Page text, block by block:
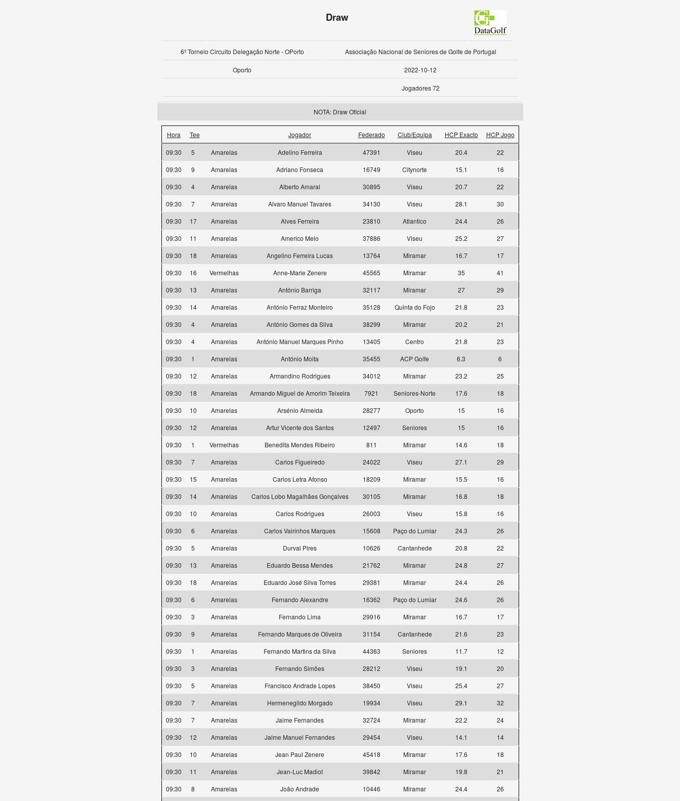
Draw
6º Torneio Circuito Delegação Norte - OPorto Associação Nacional de Seniores de Golfe de Portugal
Oporto 2022-10-12
Jogadores 72
NOTA: Draw Oficial
Hora Tee Jogador Federado Club/Equipa HCP Exacto HCP Jogo
09:30 5 Amarelas Adelino Ferreira 47391 Viseu 20.4
22
09:30
9 Amarelas Adriano Fonseca 16749 Citynorte 15.1
16
09:30
4 Amarelas Alberto Amaral 30895 Viseu 20.7
22
09:30
7 Amarelas Alvaro Manuel Tavares 34130 Viseu 28.1
30
09:30
17 Amarelas Alves Ferreira 23810 Atlantico 24.4
26
09:30
11 Amarelas Americo Melo 37886 Viseu 25.2
27
09:30
18 Amarelas Angelino Ferreira Lucas 13764 Miramar 16.7
17
09:30
16 Vermelhas Anne-Marie Zenere 45565 Miramar 35
41
09:30
13 Amarelas António Barriga 32117 Miramar 27
29
09:30
14 Amarelas António Ferraz Monteiro 35128 Quinta do Fojo 21.8
23
09:30
4 Amarelas António Gomes da Silva 38299 Miramar 20.2
21
09:30
4 Amarelas António Manuel Marques Pinho 13405 Centro 21.8
23
09:30
1 Amarelas António Moita 35455 ACP Golfe 6.3
6
09:30
12 Amarelas Armandino Rodrigues 34012 Miramar 23.2
25
09:30
18 Amarelas Armando Miguel de Amorim Teixeira 7921 Seniores-Norte 17.6
18
09:30
10 Amarelas Arsénio Almeida 28277 Oporto 15
16
09:30
12 Amarelas Artur Vicente dos Santos 12497 Seniores 15
16
09:30
1 Vermelhas Benedita Mendes Ribeiro 811 Miramar 14.6
18
09:30
7 Amarelas Carlos Figueiredo 24022 Viseu 27.1
29
09:30
15 Amarelas Carlos Letra Afonso 18209 Miramar 15.5
16
09:30
14 Amarelas Carlos Lobo Magalhães Gonçalves 30105 Miramar 16.8
18
09:30
10 Amarelas Carlos Rodrigues 26003 Viseu 15.8
16
09:30
6 Amarelas Carlos Vairinhos Marques 15608 Paço do Lumiar 24.3
26
09:30
5 Amarelas Durval Pires 10626 Cantanhede 20.8
22
09:30
13 Amarelas Eduardo Bessa Mendes 21762 Miramar 24.8
27
09:30
18 Amarelas Eduardo José Silva Torres 29381 Miramar 24.4
26
09:30
6 Amarelas Fernando Alexandre 16362 Paço do Lumiar 24.6
26
09:30
3 Amarelas Fernando Lima 29916 Miramar 16.7
17
09:30
9 Amarelas Fernando Marques de Oliveira 31154 Cantanhede 21.6
23
09:30
1 Amarelas Fernando Martins da Silva 44363 Seniores 11.7
12
09:30
3 Amarelas Fernando Simões 28212 Viseu 19.1
20
09:30
5 Amarelas Francisco Andrade Lopes 38450 Viseu 25.4
27
09:30
7 Amarelas Hermenegildo Morgado 19934 Viseu 29.1
32
09:30
7 Amarelas Jaime Fernandes 32724 Miramar 22.2
24
09:30
12 Amarelas Jaime Manuel Fernandes 29454 Viseu 14.1
14
09:30
10 Amarelas Jean Paul Zenere 45418 Miramar 17.6
18
09:30
11 Amarelas Jean-Luc Madiot 39842 Miramar 19.8
21
09:30
8 Amarelas João Andrade 10446 Miramar 24.4
26